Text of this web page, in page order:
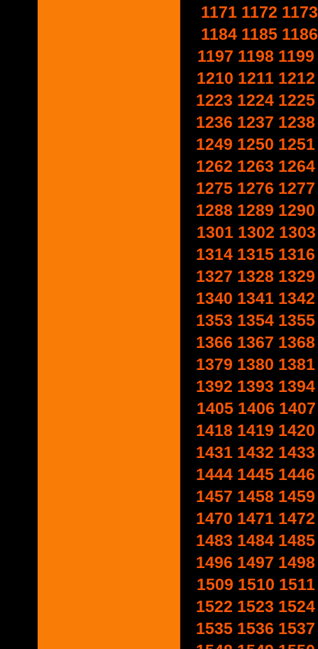
1171 1172 1173
1184 1185 1186
1197 1198 1199
1210 1211 1212
1223 1224 1225
1236 1237 1238
1249 1250 1251
1262 1263 1264
1275 1276 1277
1288 1289 1290
1301 1302 1303
1314 1315 1316
1327 1328 1329
1340 1341 1342
1353 1354 1355
1366 1367 1368
1379 1380 1381
1392 1393 1394
1405 1406 1407
1418 1419 1420
1431 1432 1433
1444 1445 1446
1457 1458 1459
1470 1471 1472
1483 1484 1485
1496 1497 1498
1509 1510 1511
1522 1523 1524
1535 1536 1537